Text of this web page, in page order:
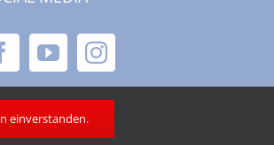
einverstanden.